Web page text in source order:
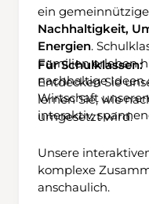
klare Wasser lockt
einer zünftigen
beim Wanneler
denn die kurze
könnte bei Nässe
Schlüsselstelle
Schächentaler
hinunter zur Alp
Alpbeizli verkürzt
ein
Nachhaltigkeit,
Energien.
Familien erleben
nachhaltige Ideen
Wirtschaft
interaktiv,
Für Schulklassen:
Entdecken Sie
lernen Sie, wie
umgesetzt wird.
Unsere
komplexe
anschaulich.